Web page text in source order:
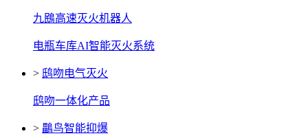
九鴖高速灭火机器人
电瓶车库AI智能灭火系统
> 鸱吻电气灭火
鸱吻一体化产品
> 鸓鸟智能抑爆